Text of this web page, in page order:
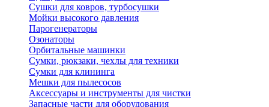
Сушки для ковров, турбосушки
Мойки высокого давления
Парогенераторы
Озонаторы
Орбитальные машинки
Сумки, рюкзаки, чехлы для техники
Сумки для клининга
Мешки для пылесосов
Аксессуары и инструменты для чистки
Запасные части для оборудования